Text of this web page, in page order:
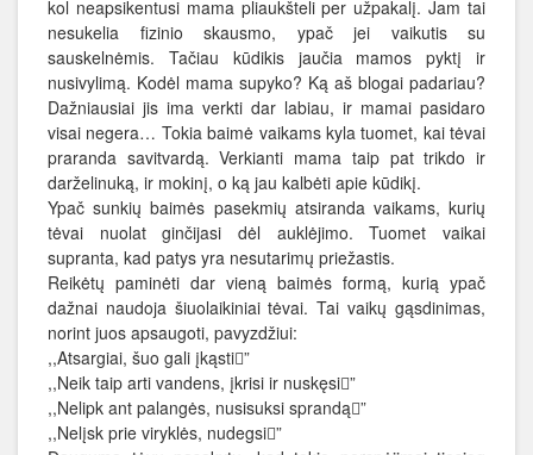
kol neapsikentusi mama pliaukšteli per užpakalį. Jam tai
nesukelia fizinio skausmo, ypač jei vaikutis su
sauskelnėmis. Tačiau kūdikis jaučia mamos pyktį ir
nusivylimą. Kodėl mama supyko? Ką aš blogai padariau?
Dažniausiai jis ima verkti dar labiau, ir mamai pasidaro
visai negera… Tokia baimė vaikams kyla tuomet, kai tėvai
praranda savitvardą. Verkianti mama taip pat trikdo ir
darželinuką, ir mokinį, o ką jau kalbėti apie kūdikį.
Ypač sunkių baimės pasekmių atsiranda vaikams, kurių
tėvai nuolat ginčijasi dėl auklėjimo. Tuomet vaikai
supranta, kad patys yra nesutarimų priežastis.
Reikėtų paminėti dar vieną baimės formą, kurią ypač
dažnai naudoja šiuolaikiniai tėvai. Tai vaikų gąsdinimas,
norint juos apsaugoti, pavyzdžiui:
,,Atsargiai, šuo gali įkąsti”
,,Neik taip arti vandens, įkrisi ir nuskęsi”
,,Nelipk ant palangės, nusisuksi sprandą”
,,Nelįsk prie viryklės, nudegsi”